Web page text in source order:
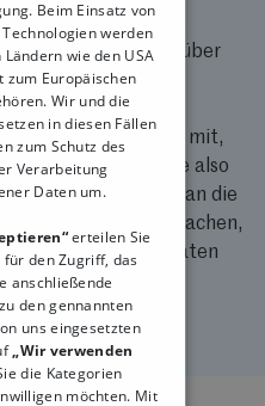
der Gesetze geht.
einfach, wenn man über
nachdenkt.
für Dich mit,
abrechnet. Sollte also
der Steuerprüfer an die
Gedanken zu machen,
alle notwendigen Daten
Beim Einsatz von
werden
wie den USA
Europäischen
Wir und die
in diesen Fällen
zum Schutz des
Verarbeitung
Daten um.
erteilen Sie
den Zugriff, das
anschließende
den gennannten
uns eingesetzten
„Wir verwenden
die Kategorien
möchten. Mit